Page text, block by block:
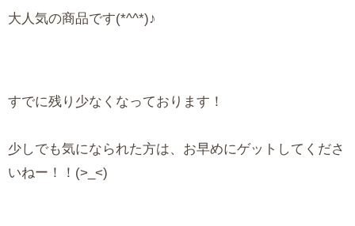
大人気の商品です(*^^*)♪
すでに残り少なくなっております！
少しでも気になられた方は、お早めにゲットしてくださ
いねー！！(>_<)